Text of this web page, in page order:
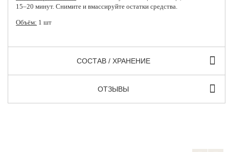
15–20 минут. Снимите и вмассируйте остатки средства.
Объём: 1 шт
СОСТАВ / ХРАНЕНИЕ
ОТЗЫВЫ